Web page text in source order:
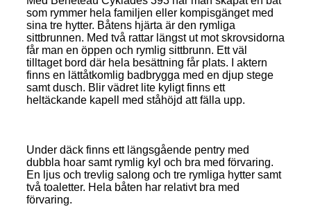
som rymmer hela familjen eller kompisgänget med
sina tre hytter. Båtens hjärta är den rymliga
sittbrunnen. Med två rattar längst ut mot skrovsidorna
får man en öppen och rymlig sittbrunn. Ett väl
tilltaget bord där hela besättning får plats. I aktern
finns en lättåtkomlig badbrygga med en djup stege
samt dusch. Blir vädret lite kyligt finns ett
heltäckande kapell med ståhöjd att fälla upp.
Under däck finns ett längsgående pentry med
dubbla hoar samt rymlig kyl och bra med förvaring.
En ljus och trevlig salong och tre rymliga hytter samt
två toaletter. Hela båten har relativt bra med
förvaring.